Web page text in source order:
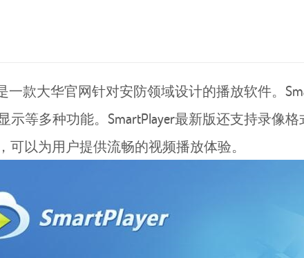
一款大华官网针对安防领域设计的播放软件。
示等多种功能。SmartPlayer最新版还支持录像格
可以为用户提供流畅的视频播放体验。